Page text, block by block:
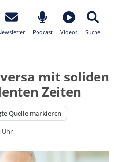
Podcast Videos Suche
mit soliden
Zeiten
Quelle markieren
Uhr